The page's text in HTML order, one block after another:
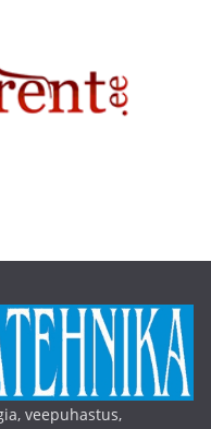
veepuhastus,